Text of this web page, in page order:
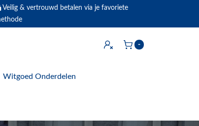
Veilig & vertrouwd betalen via je favoriete
Inloggen -
Witgoed Onderdelen